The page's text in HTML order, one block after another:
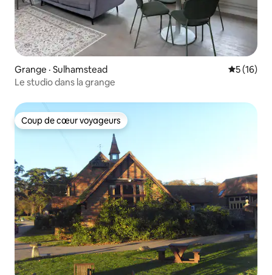
Grange · Sulhamstead Note
5 (16)
Le studio dans la grange
Coup de cœur voyageurs
Coup de cœur voyageurs